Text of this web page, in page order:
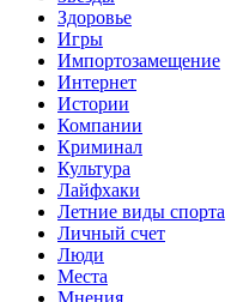
Здоровье
Игры
Импортозамещение
Интернет
Истории
Компании
Криминал
Культура
Лайфхаки
Летние виды спорта
Личный счет
Люди
Места
Мнения